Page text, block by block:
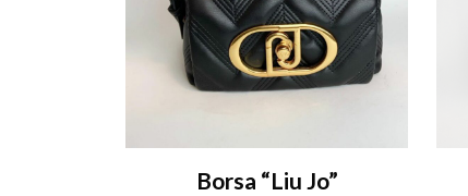
Borsa “Liu Jo”